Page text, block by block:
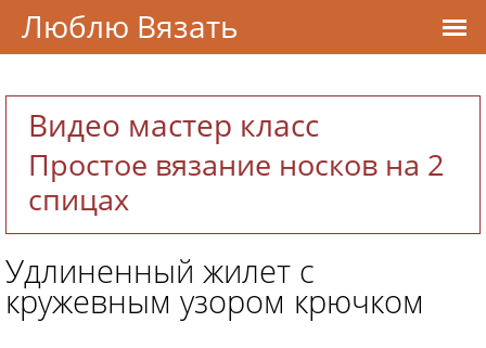
Видео мастер класс
Простое вязание носков на 2
спицах
Удлиненный жилет с
кружевным узором крючком
Люблю Вязать